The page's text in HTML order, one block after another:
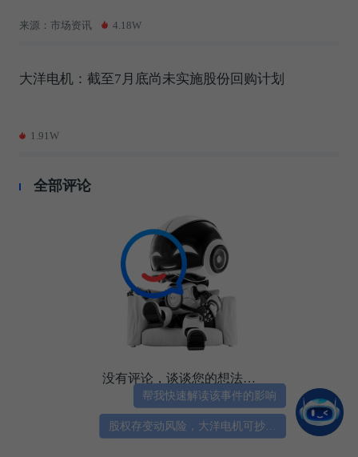
来源：市场资讯 4.18W
大洋电机：截至7月底尚未实施股份回购计划
1.91W
全部评论
没有评论，谈谈您的想法…
帮我快速解读该事件的影响
股权存变动风险，大洋电机可抄底吗